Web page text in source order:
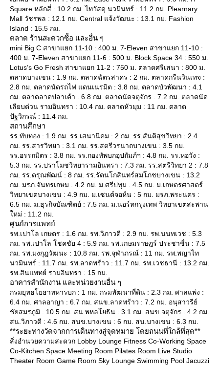
Square หลักสี่ : 10.2 กม. ไทวัสดุ นวมินทร์ : 11.2 กม. Plearnary
Mall วัชรพล : 12.1 กม. Central แจ้งวัฒนะ : 13.1 กม. Fashion
Island : 15.5 กม.
ตลาด ร้านสะดวกซื้อ และอื่น ๆ
mini Big C สาขาแยก 11-10 : 400 ม. 7-Eleven สาขาแยก 11-10 :
400 ม. 7-Eleven สาขาแยก 11-6 : 500 ม. Block Space 34 : 550 ม.
Lotus’s Go Fresh สาขาแยก 11-2 : 750 ม. ตลาดศรีเสนา : 800 ม.
ตลาดบางเขน : 1.9 กม. ตลาดฉัตรสาคร : 2 กม. ตลาดกรีนวินเทจ :
2.8 กม. ตลาดนัดรถไฟ แดนเนรมิต : 3.8 กม. ตลาดบัวพัฒนา : 4.1
กม. ตลาดลาดปลาเค้า : 6.8 กม. ตลาดนัดจตุจักร : 7.2 กม. ตลาดนัด
เลียบด่วน รามอินทรา : 10.4 กม. ตลาดหัวมุม : 11 กม. ตลาด
ปัฐวิกรณ์ : 11.4 กม.
สถานศึกษา
รร.ทับทอง : 1.9 กม. รร.เสนานิคม : 2 กม. รร.สันติสุขวิทยา : 2.4
กม. รร.สารวิทยา : 3.1 กม. รร.สตรีวรนาถบางเขน : 3.5 กม.
รร.อรรถมิตร : 3.8 กม. รร.กองทัพบกอุปถัมภ์ฯ : 4.8 กม. รร.หอวัง :
5.3 กม. รร.ปราโมชวิทยารามอินทรา : 7.3 กม. รร.สตรีวิทยา 2 : 7.8
กม. รร.ดรุณพัฒน์ : 8 กม. รร.รัตนโกสินทร์สมโภชบางเขน : 13.2
กม. มรภ.จันทรเกษม : 4.2 กม. ม.ศรีปทุม : 4.5 กม. ม.เกษตรศาสตร์
วิทยาเขตบางเขน : 4.9 กม. ม.เซนต์จอห์น : 5 กม. มรภ.พระนคร :
6.5 กม. ม.ธุรกิจบัณฑิตย์ : 7.5 กม. ม.นอร์ทกรุงเทพ วิทยาเขตสะพาน
หม่ : 11.2 กม.
ศูนย์การแพทย์
รพ.เปาโล เกษตร : 1.6 กม. รพ.วิภาวดี : 2.9 กม. รพ.นนทเวช : 5.3
กม. รพ.เปาโล โชคชัย 4 : 5.9 กม. รพ.เกษมราษฎร์ ประชาชื่น : 7.5
กม. รพ.มงกุฎวัฒนะ : 10.8 กม. รพ.จุฬาภรณ์ : 11 กม. รพ.พญาไท
นวมินทร์ : 11.7 กม. รพ.ลาดพร้าว : 11.7 กม. รพ.เวชธานี : 13.2 กม.
รพ.สินแพทย์ รามอินทรา : 15 กม.
อาคารสำนักงาน และหน่วยงานอื่น ๆ
กรมยุทธโยธาทหารบก : 1 กม. กรมพัฒนาที่ดิน : 2.3 กม. ศาลแพ่ง :
6.4 กม. ศาลอาญา : 6.7 กม. สนข.ลาดพร้าว : 7.2 กม. อนุสาวรีย์
ชัยสมรภูมิ : 10.5 กม. สน.พหลโยธิน : 3.1 กม. สนข.จตุจักร : 4.2 กม.
สน.วิภาวดี : 4.6 กม. สนข.บางเขน : 6 กม. สน.บางเขน : 6.3 กม.
**ระยะทางวัดจากการเดินทางสู่จุดหมาย โดยถนนที่ใกล้ที่สุด**
สิ่งอำนวยความสะดวก Lobby Lounge Fitness Co-Working Space
Co-Kitchen Space Meeting Room Pilates Room Live Studio
Theater Room Game Room Sky Lounge Swimming Pool Jacuzzi